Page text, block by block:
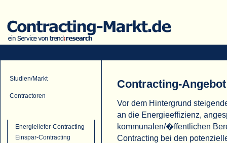
Studien/Markt
Contractoren
Energieliefer-Contracting
Einspar-Contracting
Contracting-Angebot
Vor dem Hintergrund
an die Energieeffizienz,
kommunalen/�ffentlichen
Contracting bei den